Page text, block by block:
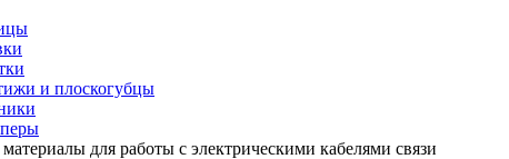
и плоскогубцы
для работы с электрическими кабелями связи